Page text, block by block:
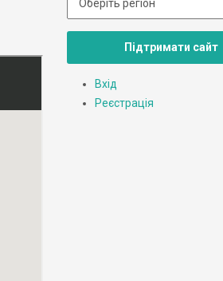
Підтримати сайт
Вхід
Реєстрація